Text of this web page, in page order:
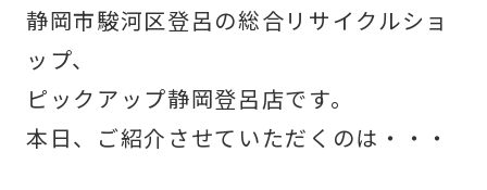
静岡市駿河区登呂の総合リサイクルショ
ップ、
ピックアップ静岡登呂店です。
本日、ご紹介させていただくのは・・・